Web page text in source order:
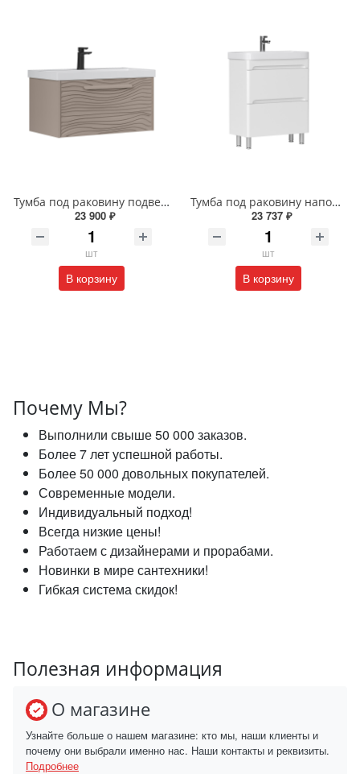
Тумба под раковину подвесная EQUIL Глеам 80.1Я/Gleam 80.1Y амарок/дуб вотан tpGLEAM80.1Y-25
23 900 ₽
шт
В корзину
Тумба под раковину напольная EQUIL Найс 60 см tnNICE60.2Y-05 белая
23 737 ₽
шт
В корзину
Почему Мы?
Выполнили свыше 50 000 заказов.
Более 7 лет успешной работы.
Более 50 000 довольных покупателей.
Современные модели.
Индивидуальный подход!
Всегда низкие цены!
Работаем с дизайнерами и прорабами.
Новинки в мире сантехники!
Гибкая система скидок!
Полезная информация
О магазине
Узнайте больше о нашем магазине: кто мы, наши клиенты и
почему они выбрали именно нас. Наши контакты и реквизиты.
Подробнее